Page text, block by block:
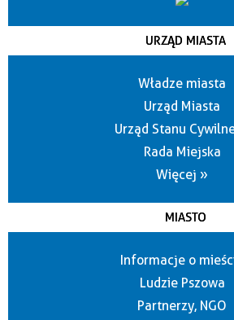
URZĄD MIASTA
Władze miasta
Urząd Miasta
Urząd Stanu
Rada Miejska
Więcej »
MIASTO
Informacje o
Ludzie Pszowa
Partnerzy, NGO